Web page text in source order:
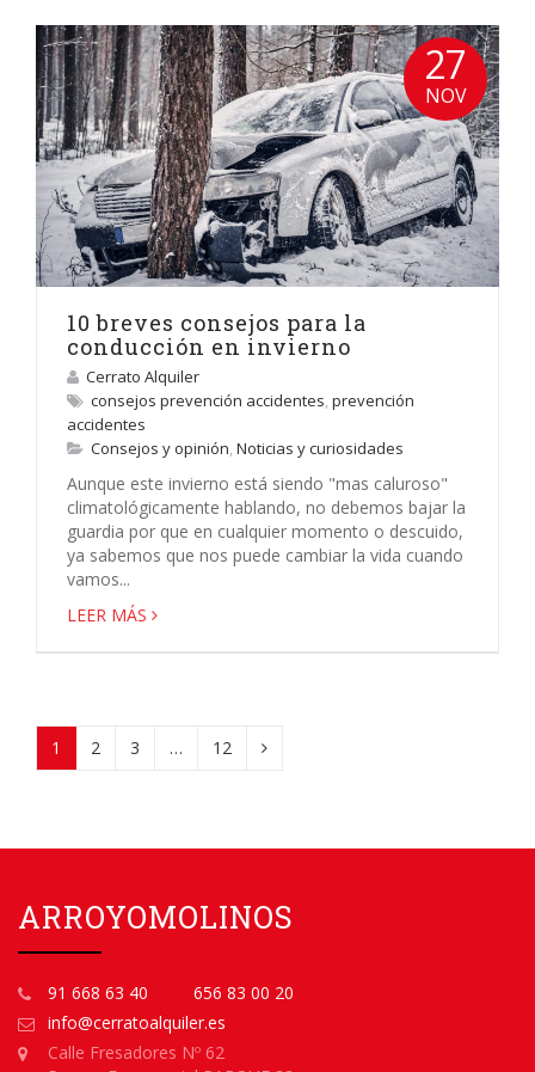
27
NOV
10 breves consejos para la
conducción en invierno
Cerrato Alquiler
consejos prevención accidentes, prevención
accidentes
Consejos y opinión, Noticias y curiosidades
Aunque este invierno está siendo "mas caluroso"
climatológicamente hablando, no debemos bajar la
guardia por que en cualquier momento o descuido,
ya sabemos que nos puede cambiar la vida cuando
vamos...
LEER MÁS
1 2 3 … 12
ARROYOMOLINOS
91 668 63 40
656 83 00 20
info@cerratoalquiler.es
Calle Fresadores Nº 62